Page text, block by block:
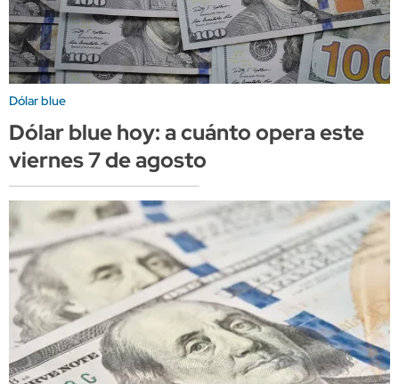
Dólar blue
Dólar blue hoy: a cuánto opera este
viernes 7 de agosto